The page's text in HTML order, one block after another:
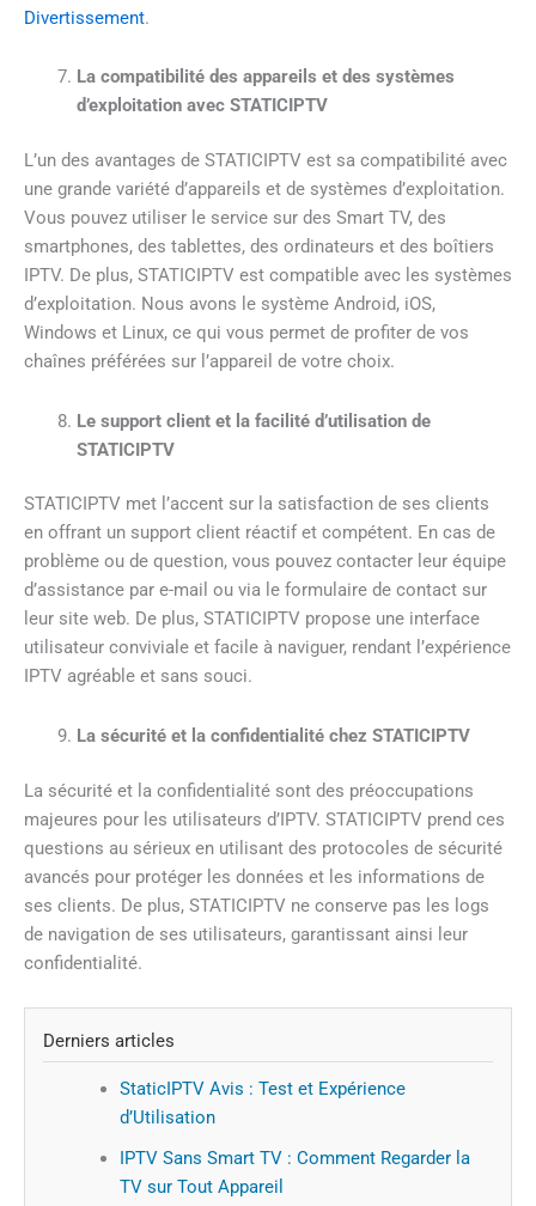
Divertissement.
La compatibilité des appareils et des systèmes
d’exploitation avec STATICIPTV
L’un des avantages de STATICIPTV est sa compatibilité avec
une grande variété d’appareils et de systèmes d’exploitation.
Vous pouvez utiliser le service sur des Smart TV, des
smartphones, des tablettes, des ordinateurs et des boîtiers
IPTV. De plus, STATICIPTV est compatible avec les systèmes
d’exploitation. Nous avons le système Android, iOS,
Windows et Linux, ce qui vous permet de profiter de vos
chaînes préférées sur l’appareil de votre choix.
Le support client et la facilité d’utilisation de
STATICIPTV
STATICIPTV met l’accent sur la satisfaction de ses clients
en offrant un support client réactif et compétent. En cas de
problème ou de question, vous pouvez contacter leur équipe
d’assistance par e-mail ou via le formulaire de contact sur
leur site web. De plus, STATICIPTV propose une interface
utilisateur conviviale et facile à naviguer, rendant l’expérience
IPTV agréable et sans souci.
La sécurité et la confidentialité chez STATICIPTV
La sécurité et la confidentialité sont des préoccupations
majeures pour les utilisateurs d’IPTV. STATICIPTV prend ces
questions au sérieux en utilisant des protocoles de sécurité
avancés pour protéger les données et les informations de
ses clients. De plus, STATICIPTV ne conserve pas les logs
de navigation de ses utilisateurs, garantissant ainsi leur
confidentialité.
Derniers articles
StaticIPTV Avis : Test et Expérience
d’Utilisation
IPTV Sans Smart TV : Comment Regarder la
TV sur Tout Appareil